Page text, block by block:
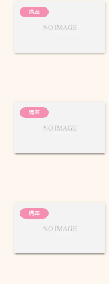
講座
講座
講座